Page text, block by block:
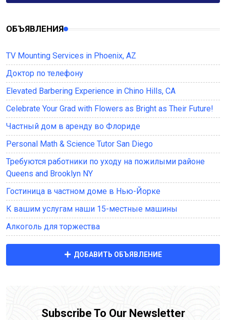
ОБЪЯВЛЕНИЯ
TV Mounting Services in Phoenix, AZ
Доктор по телефону
Elevated Barbering Experience in Chino Hills, CA
Celebrate Your Grad with Flowers as Bright as Their Future!
Частный дом в аренду во Флориде
Personal Math & Science Tutor San Diego
Требуются работники по уходу на пожилыми районе
Queens and Brooklyn NY
Гостиница в частном доме в Нью-Йорке
К вашим услугам наши 15-местные машины
Алкоголь для торжества
ДОБАВИТЬ ОБЪЯВЛЕНИЕ
Subscribe To Our Newsletter